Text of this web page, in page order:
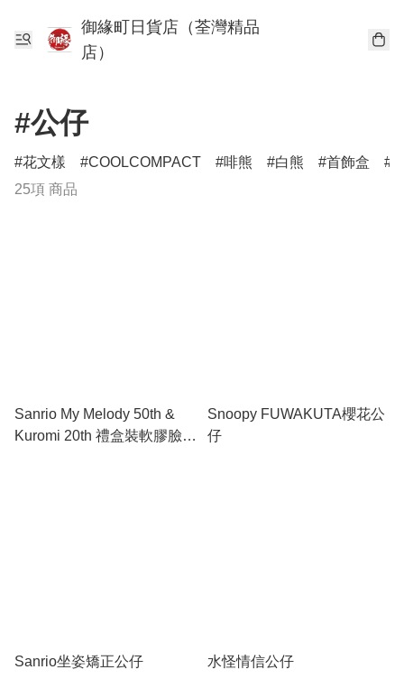
御緣町日貨店（荃灣精品
店）
#公仔
花文樣 COOLCOMPACT 啡熊 白熊 首飾盒
25項 商品
Sanrio My Melody 50th &
Kuromi 20th 禮盒裝軟膠臉公
Snoopy FUWAKUTA櫻花公
仔
Sanrio坐姿矯正公仔 水怪情信公仔